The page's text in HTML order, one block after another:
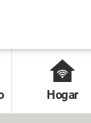
Hogar